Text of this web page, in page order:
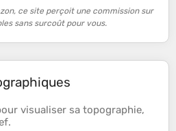
ce site perçoit une commission sur
sans surcoût pour vous.
visualiser sa topographie,
.